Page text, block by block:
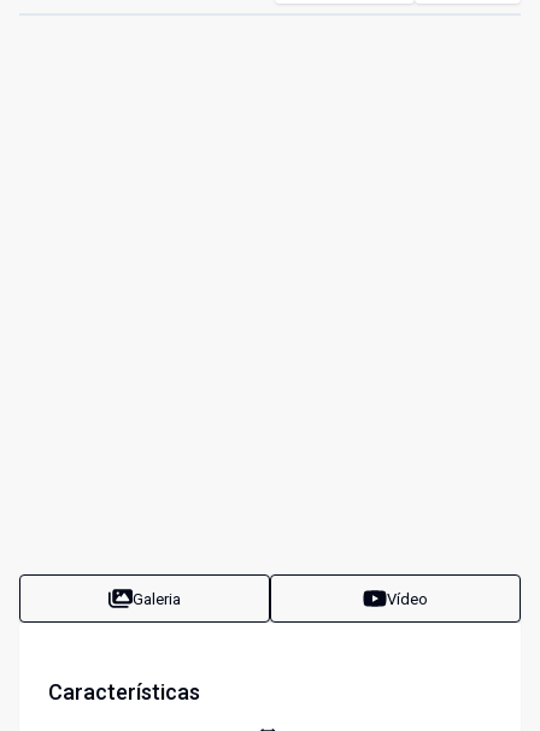
Galeria Vídeo
Características